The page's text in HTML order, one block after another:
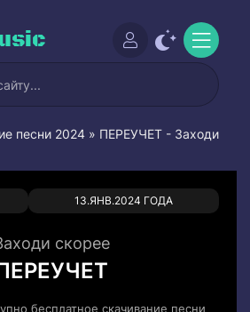
песни 2024 » ПЕРЕУЧЕТ - Заходи
13.ЯНВ.2024 ГОДА
0 0
скорее
бесплатное скачивание песни